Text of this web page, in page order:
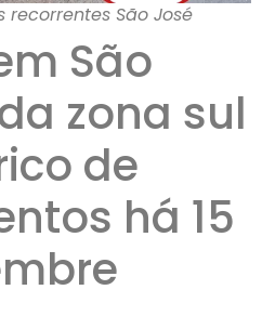
São José
São
zona sul
de
há 15